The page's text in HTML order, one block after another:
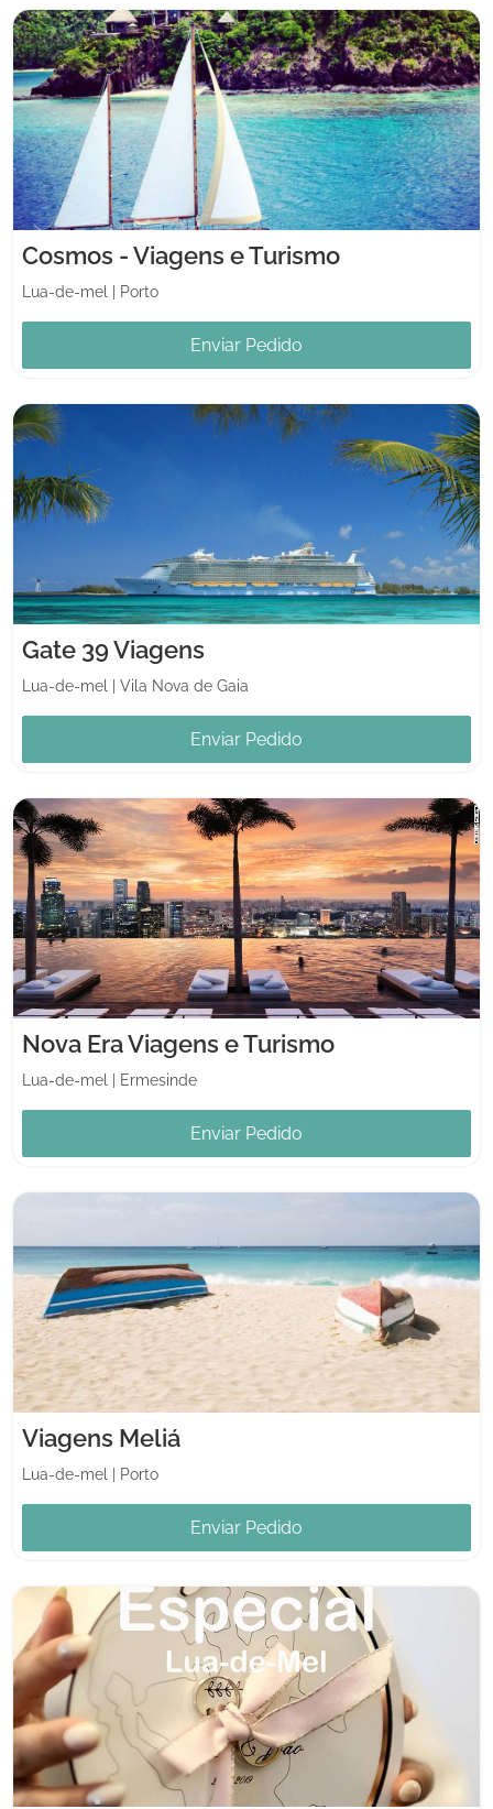
Cosmos - Viagens e Turismo
Lua-de-mel Porto
Enviar Pedido
Gate 39 Viagens
Lua-de-mel Vila Nova de Gaia
Enviar Pedido
Nova Era Viagens e Turismo
Lua-de-mel Ermesinde
Enviar Pedido
Viagens Meliá
Lua-de-mel Porto
Enviar Pedido